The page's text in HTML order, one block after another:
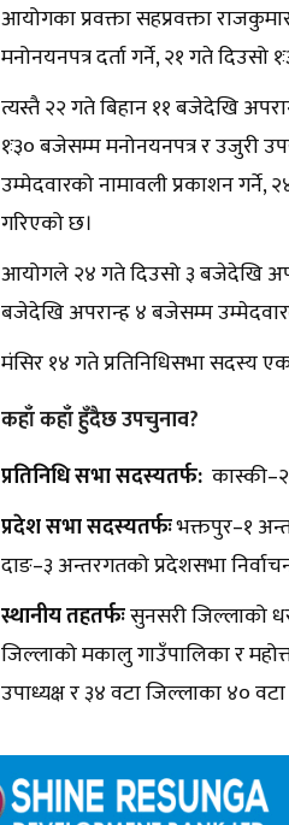
आयोगका प्रवक्ता सहप्रवक्ता
मनोनयनपत्र दर्ता गर्ने, २१ गते
त्यस्तै २२ गते बिहान ११ बजेदेखि
१ः३० बजेसम्म मनोनयनपत्र र उजुरी
उम्मेदवारको नामावली प्रकाशन
गरिएको छ।
आयोगले २४ गते दिउसो ३ बजेदेखि
बजेदेखि अपरान्ह ४ बजेसम्म
मंसिर १४ गते प्रतिनिधिसभा सदस्य
कहाँ कहाँ हुँदैछ उपचुनाव?
प्रतिनिधि सभा सदस्यतर्फ: कास्की–२
प्रदेश सभा सदस्यतर्फःभक्तपुर–१
दाङ–३ अन्तरगतको प्रदेशसभा
स्थानीय तहतर्फःसुनसरी जिल्लाको
जिल्लाको मकालु गाउँपालिका र
उपाध्यक्ष र ३४ वटा जिल्लाका ४०